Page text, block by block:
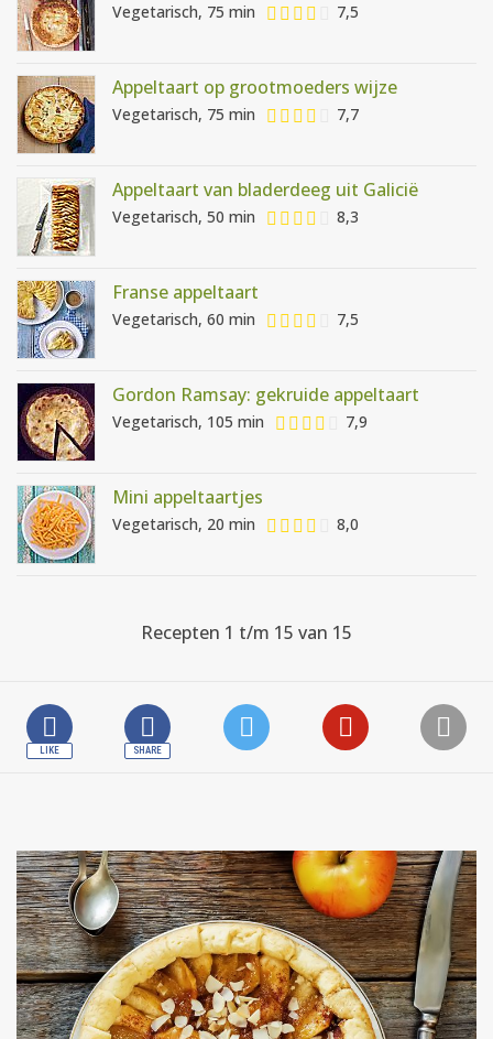
Vegetarisch, 75 min 7,5
Appeltaart op grootmoeders wijze
Vegetarisch, 75 min 7,7
Appeltaart van bladerdeeg uit Galicië
Vegetarisch, 50 min 8,3
Franse appeltaart
Vegetarisch, 60 min 7,5
Gordon Ramsay: gekruide appeltaart
Vegetarisch, 105 min 7,9
Mini appeltaartjes
Vegetarisch, 20 min 8,0
Recepten 1 t/m 15 van 15